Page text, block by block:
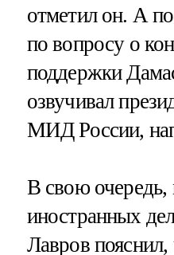
отметил он. А
по вопросу о
поддержки
озвучивал
МИД России,
В свою очередь,
иностранных
Лавров пояснил,